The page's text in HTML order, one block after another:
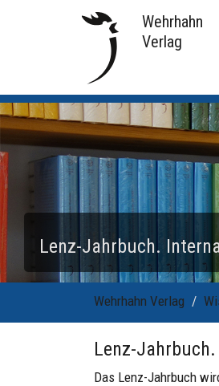
Wehrhahn
Verlag
Lenz-Jahrbuch.
Wehrhahn Verlag
Lenz-
Das Lenz-Jahrbuch